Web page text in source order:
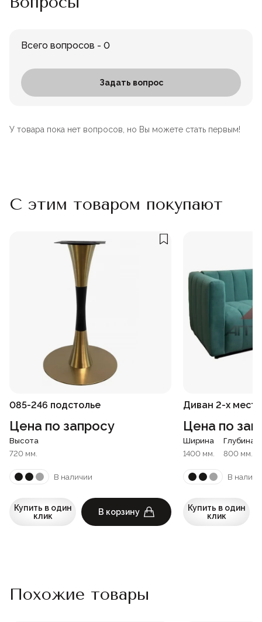
Всего вопросов - 0
Задать вопрос
У товара пока нет вопросов, но Вы можете стать первым!
С этим товаром покупают
085-246 подстолье
Цена по запросу
Высота
720 мм.
В наличии
Купить в один
клик
В корзину
Диван 2-х
Цена по
Ширина
1400 мм.
Глубина
800 мм.
В
Купить в один
клик
Похожие товары